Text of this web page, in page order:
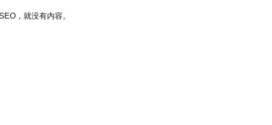
，就没有内容。